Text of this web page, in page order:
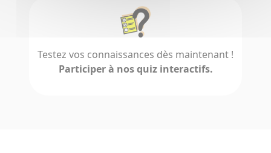
Testez vos connaissances dès maintenant !
Participer à nos quiz interactifs.